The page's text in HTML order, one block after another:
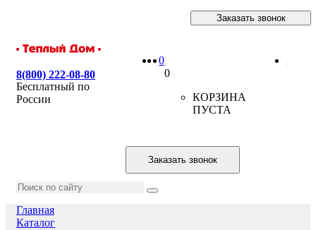
Заказать звонок
8(800) 222-08-80
Бесплатный по
России
0
0
КОРЗИНА
ПУСТА
Заказать звонок
Главная
Каталог